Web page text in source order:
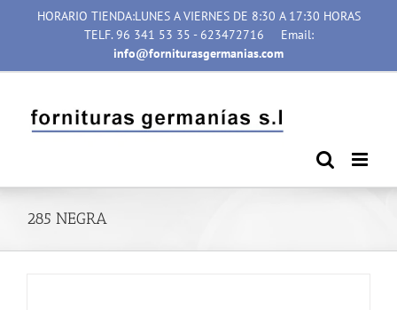
HORARIO TIENDA:LUNES A VIERNES DE 8:30 A 17:30 HORAS
TELF. 96 341 53 35 - 623472716
Email:
info@forniturasgermanias.com
285 NEGRA